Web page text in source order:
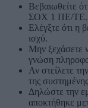
Βεβαιωθείτε
ΣΟΧ 1 ΠΕ/ΤΕ.
Ελέγξτε ότι η
ισχύ.
Μην ξεχάσετε
γνώση
Αν στείλετε
της
Δηλώστε την
αποκτήθηκε